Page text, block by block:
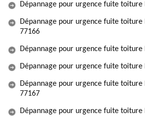
Dépannage pour urgence fuite toiture
Dépannage pour urgence fuite toiture
77166
Dépannage pour urgence fuite toiture
Dépannage pour urgence fuite toiture
Dépannage pour urgence fuite toiture
77167
Dépannage pour urgence fuite toiture